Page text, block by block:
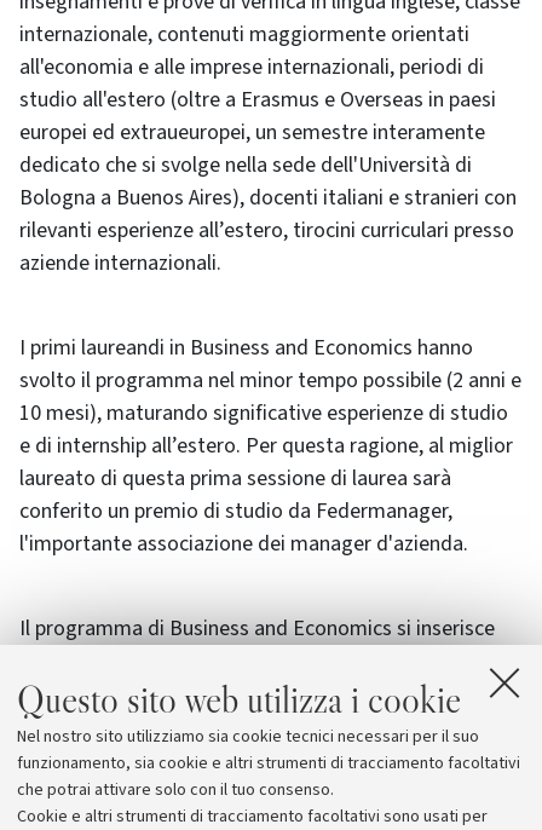
Questo sito web utilizza i cookie
Nel nostro sito utilizziamo sia cookie tecnici necessari per il suo
funzionamento, sia cookie e altri strumenti di tracciamento facoltativi
che potrai attivare solo con il tuo consenso.
Cookie e altri strumenti di tracciamento facoltativi sono usati per
internazionale, contenuti maggiormente orientati
all'economia e alle imprese internazionali, periodi di
studio all'estero (oltre a Erasmus e Overseas in paesi
europei ed extraueuropei, un semestre interamente
dedicato che si svolge nella sede dell'Università di
Bologna a Buenos Aires), docenti italiani e stranieri con
rilevanti esperienze all’estero, tirocini curriculari presso
aziende internazionali.
I primi laureandi in Business and Economics hanno
svolto il programma nel minor tempo possibile (2 anni e
10 mesi), maturando significative esperienze di studio
e di internship all’estero. Per questa ragione, al miglior
laureato di questa prima sessione di laurea sarà
conferito un premio di studio da Federmanager,
l'importante associazione dei manager d'azienda.
Il programma di Business and Economics si inserisce
nel più ampio progetto di internazionalizzazione che
l’Ateneo di Bologna sta sviluppando per offrire nuove
prospettive di apprendimento agli studenti locali e
migliorare la sua attrattività in un contesto europeo ed
extraeuropeo.